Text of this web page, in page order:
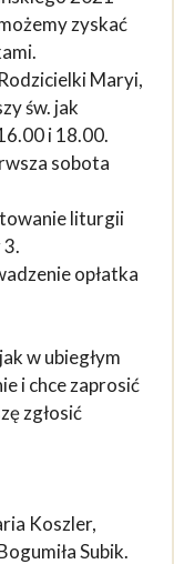
zyskać
Maryi,
św. jak
i 18.00.
sobota
liturgii
opłatka
w ubiegłym
i chce zaprosić
zgłosić
Koszler,
Subik.